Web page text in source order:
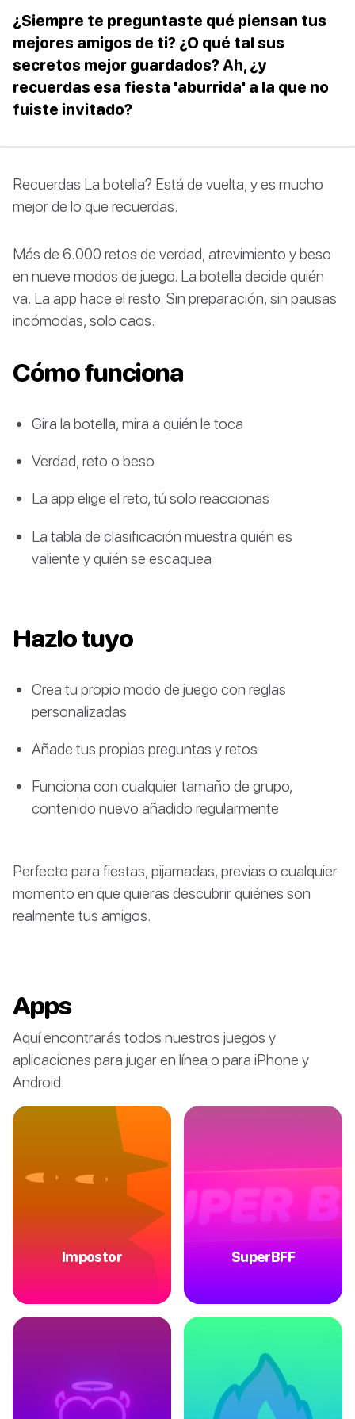
¿Siempre te preguntaste qué piensan tus
mejores amigos de ti? ¿O qué tal sus
secretos mejor guardados? Ah, ¿y
recuerdas esa fiesta 'aburrida' a la que no
fuiste invitado?
Recuerdas La botella? Está de vuelta, y es mucho
mejor de lo que recuerdas.
Más de 6.000 retos de verdad, atrevimiento y beso
en nueve modos de juego. La botella decide quién
va. La app hace el resto. Sin preparación, sin pausas
incómodas, solo caos.
Cómo funciona
Gira la botella, mira a quién le toca
Verdad, reto o beso
La app elige el reto, tú solo reaccionas
La tabla de clasificación muestra quién es
valiente y quién se escaquea
Hazlo tuyo
Crea tu propio modo de juego con reglas
personalizadas
Añade tus propias preguntas y retos
Funciona con cualquier tamaño de grupo,
contenido nuevo añadido regularmente
Perfecto para fiestas, pijamadas, previas o cualquier
momento en que quieras descubrir quiénes son
realmente tus amigos.
Apps
Aquí encontrarás todos nuestros juegos y
aplicaciones para jugar en línea o para iPhone y
Android.
Impostor SuperBFF